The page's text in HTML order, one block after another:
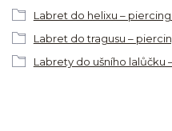
Labret do helixu –
Labret do tragusu –
Labrety do ušního lalůčku